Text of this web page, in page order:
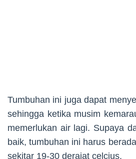
Tumbuhan ini juga dapat
sehingga ketika musim
memerlukan air lagi. Supaya
baik, tumbuhan ini harus
sekitar 19-30 derajat celcius.